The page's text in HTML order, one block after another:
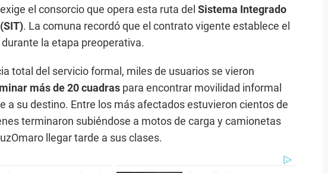
el consorcio que opera esta ruta del Sistema Integrado
. La comuna recordó que el contrato vigente establece el
la etapa preoperativa.
total del servicio formal, miles de usuarios se vieron
más de 20 cuadras para encontrar movilidad informal
a su destino. Entre los más afectados estuvieron cientos de
terminaron subiéndose a motos de carga y camionetas
llegar tarde a sus clases.